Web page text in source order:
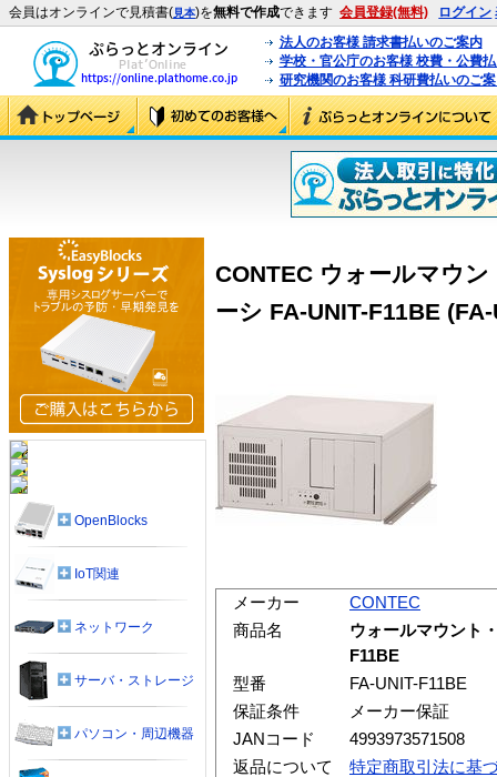
会員はオンラインで見積書(見本)を無料で作成できます 会員登録(無料) ログイン
法人のお客様 請求書払いのご案内
学校・官公庁のお客様 校費・公費
研究機関のお客様 科研費払いのご
CONTEC ウォールマウ
ーシ FA-UNIT-F11BE
メーカー
CONTEC
商品名
ウォールマウント
F11BE
型番
FA-UNIT-F11BE
保証条件
メーカー保証
JANコード
4993973571508
返品について
特定商取引法に基
OpenBlocks
IoT関連
ネットワーク
サーバ・ストレージ
パソコン・周辺機器